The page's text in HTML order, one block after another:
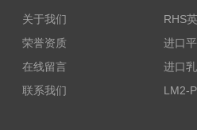
关于我们
荣誉资质
在线留言
联系我们
进口